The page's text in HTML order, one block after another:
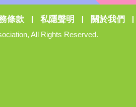
條款 私隱聲明 關於我們
All Rights Reserved.